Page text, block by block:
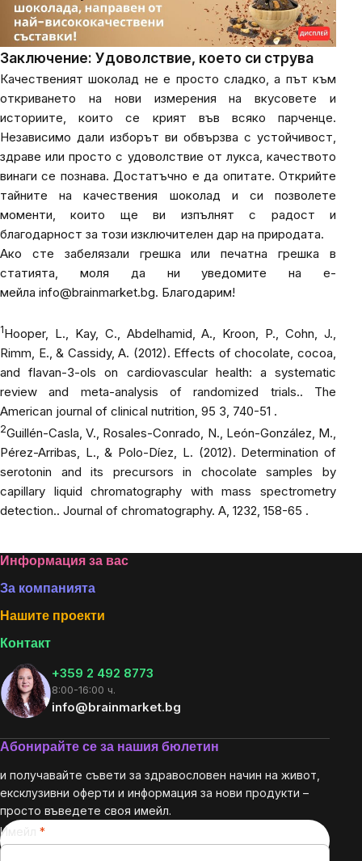
Заключение: Удоволствие, което си струва
Качественият шоколад не е просто сладко, а път към
откриването на нови измерения на вкусовете и
историите, които се крият във всяко парченце.
Независимо дали изборът ви обвързва с устойчивост,
здраве или просто с удоволствие от лукса, качеството
винаги се познава. Достатъчно е да опитате. Открийте
тайните на качествения шоколад и си позволете
моменти, които ще ви изпълнят с радост и
благодарност за този изключителен дар на природата.
Ако сте забелязали грешка или печатна грешка в
статията, моля да ни уведомите на е-
мейла info@brainmarket.bg. Благодарим!
1Hooper, L., Kay, C., Abdelhamid, A., Kroon, P., Cohn, J.,
Rimm, E., & Cassidy, A. (2012). Effects of chocolate, cocoa,
and flavan-3-ols on cardiovascular health: a systematic
review and meta-analysis of randomized trials.. The
American journal of clinical nutrition, 95 3, 740-51 .
2Guillén-Casla, V., Rosales-Conrado, N., León-González, M.,
Pérez-Arribas, L., & Polo-Díez, L. (2012). Determination of
serotonin and its precursors in chocolate samples by
capillary liquid chromatography with mass spectrometry
detection.. Journal of chromatography. A, 1232, 158-65 .
Footer
Информация за вас
За компанията
Нашите проекти
Контакт
+359 2 492 8773
8:00-16:00 ч.
info@brainmarket.bg
Абонирайте се за нашия бюлетин
и получавайте съвети за здравословен начин на живот,
ексклузивни оферти и информация за нови продукти –
просто въведете своя имейл.
Имейл